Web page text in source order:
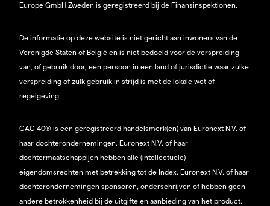
Europe GmbH Zweden is geregistreerd bij de Finansinspektionen.
De informatie op deze website is niet gericht aan inwoners van de
Verenigde Staten of België en is niet bedoeld voor de verspreiding
van, of gebruik door, een persoon in een land of jurisdictie waar zulke
verspreiding of zulk gebruik in strijd is met de lokale wet of
regelgeving.
CAC 40® is een geregistreerd handelsmerk(en) van Euronext N.V. of
haar dochterondernemingen. Euronext N.V. of haar
dochtermaatschappijen hebben alle (intellectuele)
eigendomsrechten met betrekking tot de Index. Euronext N.V. of haar
dochterondernemingen sponsoren, onderschrijven of hebben geen
andere betrokkenheid bij de uitgifte en aanbieding van het product.